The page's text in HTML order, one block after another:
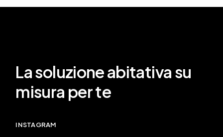
La soluzione abitativa su
misura per te
INSTAGRAM